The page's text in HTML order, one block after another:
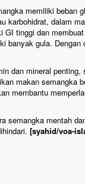
memiliki beban
karbohidrat, dalam
tinggi dan
banyak gula.
dan mineral
makan semangka
membantu
semangka mentah
[syahid/voa-